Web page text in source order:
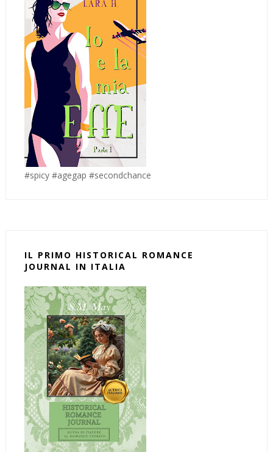
#spicy #agegap #secondchance
IL PRIMO HISTORICAL ROMANCE
JOURNAL IN ITALIA